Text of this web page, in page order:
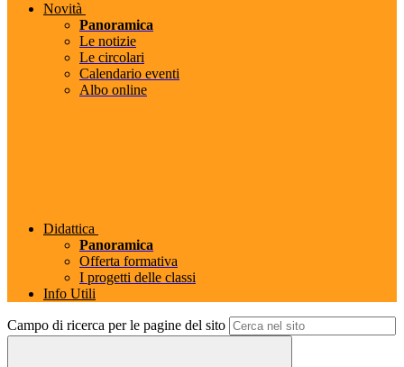
Novità
Panoramica
Le notizie
Le circolari
Calendario eventi
Albo online
Didattica
Panoramica
Offerta formativa
I progetti delle classi
Info Utili
Campo di ricerca per le pagine del sito